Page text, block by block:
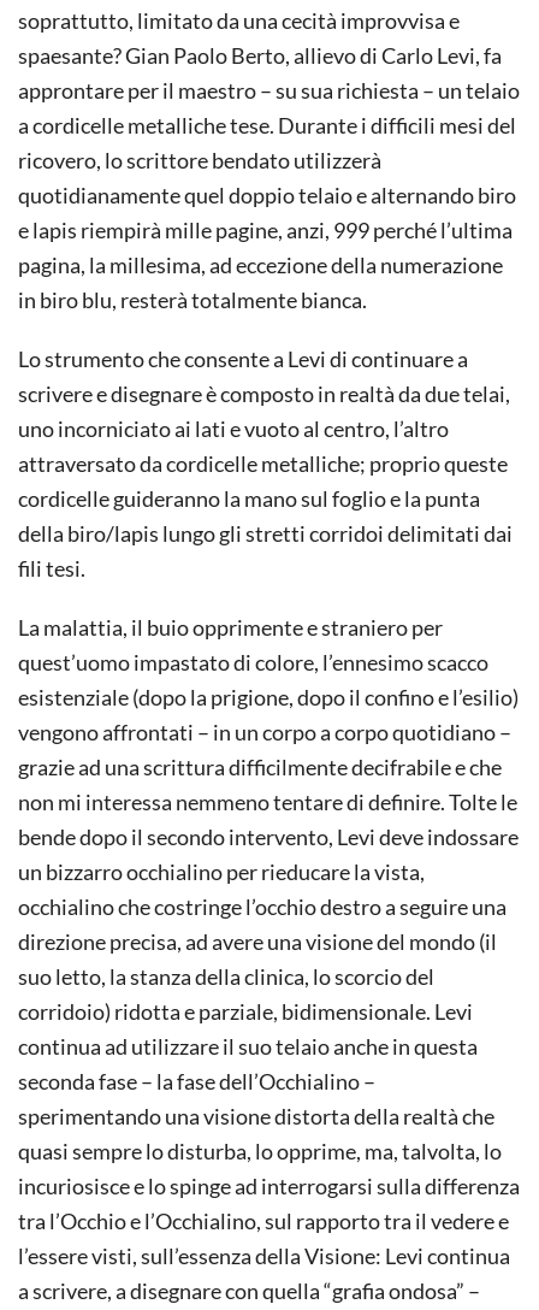
soprattutto, limitato da una cecità improvvisa e
spaesante? Gian Paolo Berto, allievo di Carlo Levi, fa
approntare per il maestro – su sua richiesta – un telaio
a cordicelle metalliche tese. Durante i difficili mesi del
ricovero, lo scrittore bendato utilizzerà
quotidianamente quel doppio telaio e alternando biro
e lapis riempirà mille pagine, anzi, 999 perché l’ultima
pagina, la millesima, ad eccezione della numerazione
in biro blu, resterà totalmente bianca.
Lo strumento che consente a Levi di continuare a
scrivere e disegnare è composto in realtà da due telai,
uno incorniciato ai lati e vuoto al centro, l’altro
attraversato da cordicelle metalliche; proprio queste
cordicelle guideranno la mano sul foglio e la punta
della biro/lapis lungo gli stretti corridoi delimitati dai
fili tesi.
La malattia, il buio opprimente e straniero per
quest’uomo impastato di colore, l’ennesimo scacco
esistenziale (dopo la prigione, dopo il confino e l’esilio)
vengono affrontati – in un corpo a corpo quotidiano –
grazie ad una scrittura difficilmente decifrabile e che
non mi interessa nemmeno tentare di definire. Tolte le
bende dopo il secondo intervento, Levi deve indossare
un bizzarro occhialino per rieducare la vista,
occhialino che costringe l’occhio destro a seguire una
direzione precisa, ad avere una visione del mondo (il
suo letto, la stanza della clinica, lo scorcio del
corridoio) ridotta e parziale, bidimensionale. Levi
continua ad utilizzare il suo telaio anche in questa
seconda fase – la fase dell’Occhialino –
sperimentando una visione distorta della realtà che
quasi sempre lo disturba, lo opprime, ma, talvolta, lo
incuriosisce e lo spinge ad interrogarsi sulla differenza
tra l’Occhio e l’Occhialino, sul rapporto tra il vedere e
l’essere visti, sull’essenza della Visione: Levi continua
a scrivere, a disegnare con quella “grafia ondosa” –